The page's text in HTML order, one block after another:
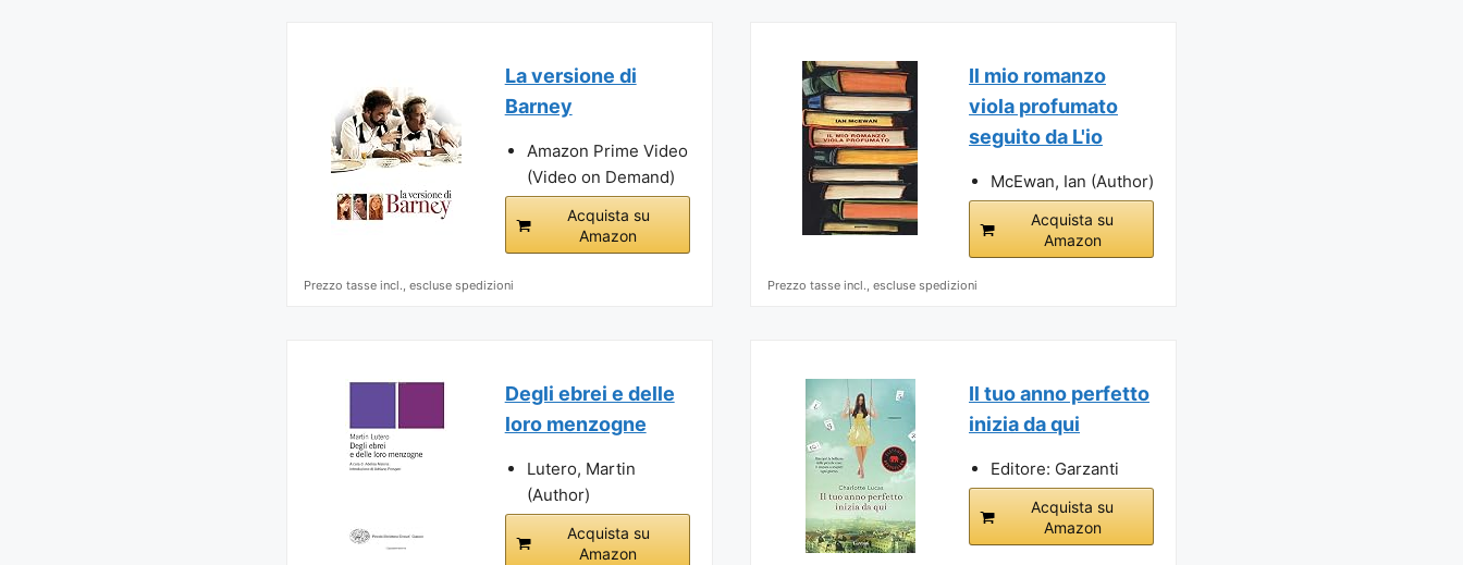
La versione di
Barney
Amazon Prime Video
(Video on Demand)
Acquista su
Amazon
Prezzo tasse incl., escluse spedizioni
Il mio romanzo
viola profumato
seguito da L'io
McEwan, Ian (Author)
Acquista su
Amazon
Prezzo tasse incl., escluse spedizioni
Degli ebrei e delle
loro menzogne
Lutero, Martin
(Author)
Acquista su
Amazon
Il tuo anno perfetto
inizia da qui
Editore: Garzanti
Acquista su
Amazon